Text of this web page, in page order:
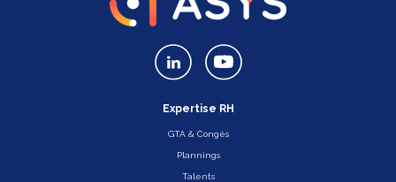
Expertise RH
GTA & Congés
Plannings
Talents